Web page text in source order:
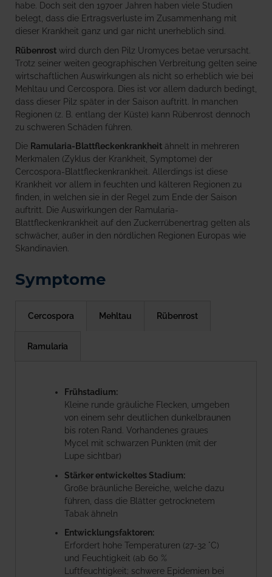
habe. Doch seit den 1970er Jahren haben viele Studien
belegt, dass die Ertragsverluste im Zusammenhang mit
dieser Krankheit ganz und gar nicht unerheblich sind.
Rübenrost wird durch den Pilz Uromyces betae verursacht.
Trotz seiner weiten geographischen Verbreitung gelten seine
wirtschaftlichen Auswirkungen als nicht so erheblich wie bei
Mehltau und Cercospora. Dies ist vor allem dadurch bedingt,
dass dieser Pilz später in der Saison auftritt. In manchen
Regionen (z. B. entlang der Küste) kann Rübenrost dennoch
zu schweren Schäden führen.
Die Ramularia-Blattfleckenkrankheit ähnelt in mehreren
Merkmalen (Zyklus der Krankheit, Symptome) der
Cercospora-Blattfleckenkrankheit. Allerdings ist diese
Krankheit vor allem in feuchten und kälteren Regionen zu
finden, in welchen sie in der Regel zum Ende der Saison
auftritt. Die Auswirkungen der Ramularia-
Blattfleckenkrankheit auf den Zuckerrübenertrag gelten als
schwächer, außer in den nördlichen Regionen Europas wie
Skandinavien.
Symptome
Cercospora Mehltau Rübenrost
Ramularia
Frühstadium:
Kleine runde gräuliche Flecken, umgeben
von einem sehr deutlichen dunkelbraunen
bis roten Rand. Vorhandenes graues
Mycel mit schwarzen Punkten (mit der
Lupe sichtbar)
Stärker entwickeltes Stadium:
Große bräunliche Bereiche, welche dazu
führen, dass die Blätter getrocknetem
Tabak ähneln
Entwicklungsfaktoren:
Erfordert hohe Temperaturen (27-32 °C)
und Feuchtigkeit (ab 60 %
Luftfeuchtigkeit; schwere Epidemien bei